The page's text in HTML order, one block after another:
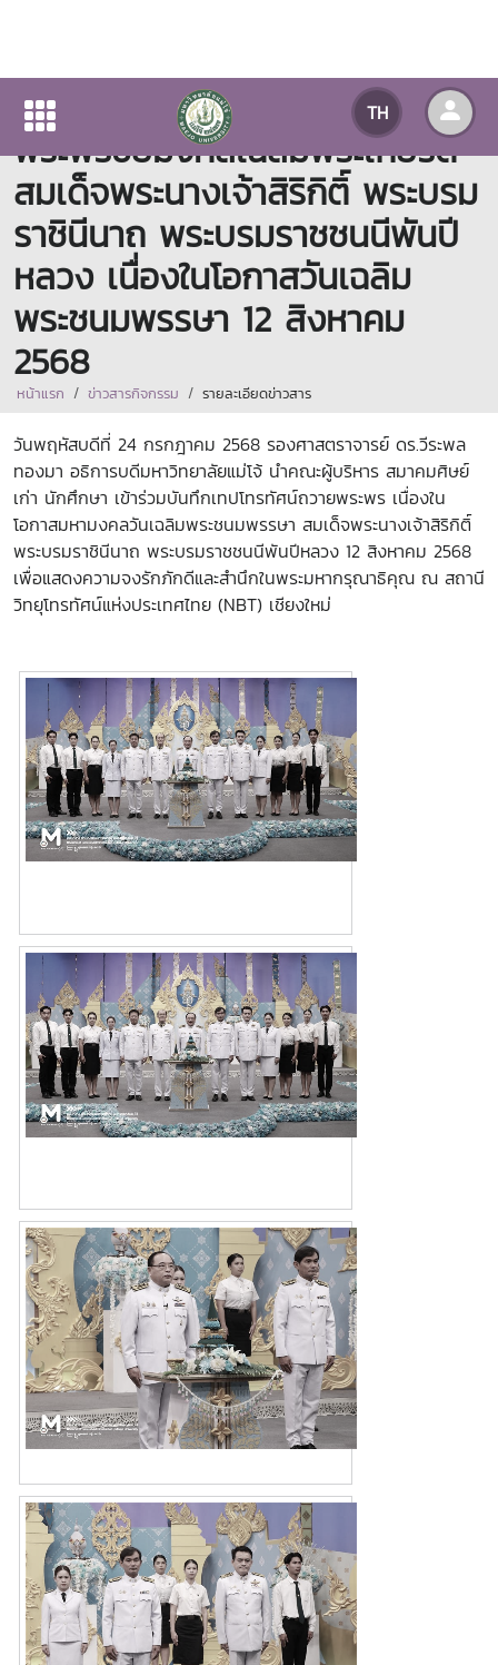
TH
มหาวิทยาลัยแม่โจ้บันทึกเทปถวาย
พระพรชัยมงคลเฉลิมพระเกียรติ
สมเด็จพระนางเจ้าสิริกิติ์ พระบรม
ราชินีนาถ พระบรมราชชนนีพันปี
หลวง เนื่องในโอกาสวันเฉลิม
พระชนมพรรษา 12 สิงหาคม
2568
หน้าแรก ข่าวสารกิจกรรม รายละเอียดข่าวสาร
วันพฤหัสบดีที่ 24 กรกฎาคม 2568 รองศาสตราจารย์ ดร.วีระพล
ทองมา อธิการบดีมหาวิทยาลัยแม่โจ้ นำคณะผู้บริหาร สมาคมศิษย์
เก่า นักศึกษา เข้าร่วมบันทึกเทปโทรทัศน์ถวายพระพร เนื่องใน
โอกาสมหามงคลวันเฉลิมพระชนมพรรษา สมเด็จพระนางเจ้าสิริกิติ์
พระบรมราชินีนาถ พระบรมราชชนนีพันปีหลวง 12 สิงหาคม 2568
เพื่อแสดงความจงรักภักดีและสำนึกในพระมหากรุณาธิคุณ ณ สถานี
วิทยุโทรทัศน์แห่งประเทศไทย (NBT) เชียงใหม่